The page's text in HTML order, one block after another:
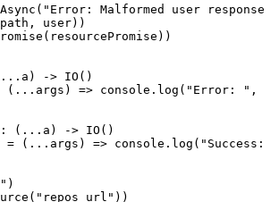
user))
-> IO()
(...args) => console.log("Error: ",
:: (...a) -> IO()
= (...args) => console.log("Success: